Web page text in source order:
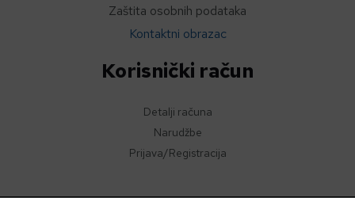
Zaštita osobnih podataka
Kontaktni obrazac
Korisnički račun
Detalji računa
Narudžbe
Prijava/Registracija